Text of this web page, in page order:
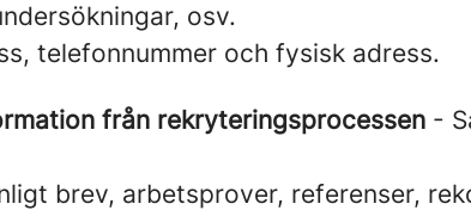
osv.
telefonnummer och fysisk adress.
från rekryteringsprocessen -
brev, arbetsprover, referenser,